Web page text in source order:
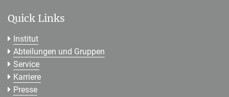
Quick Links
Institut
Abteilungen und Gruppen
Service
Karriere
Presse